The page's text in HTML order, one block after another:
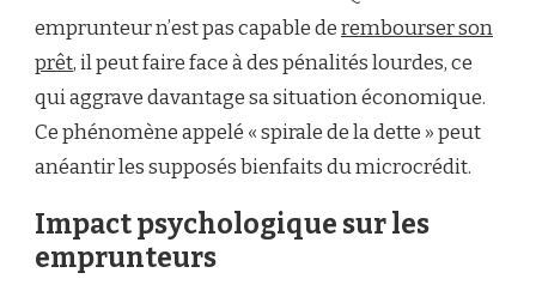
emprunteur n’est pas capable derembourser son
prêt, il peut faire face à des pénalités lourdes, ce
qui aggrave davantage sa situation économique.
Ce phénomène appelé « spirale de la dette » peut
anéantir les supposés bienfaits du microcrédit.
Impact psychologique sur les
emprunteurs